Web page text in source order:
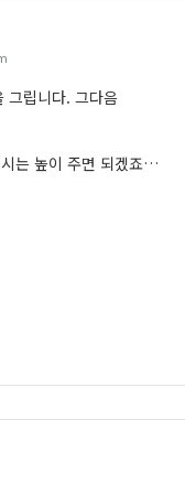
립니다. 그다음
는 높이 주면 되겠죠…